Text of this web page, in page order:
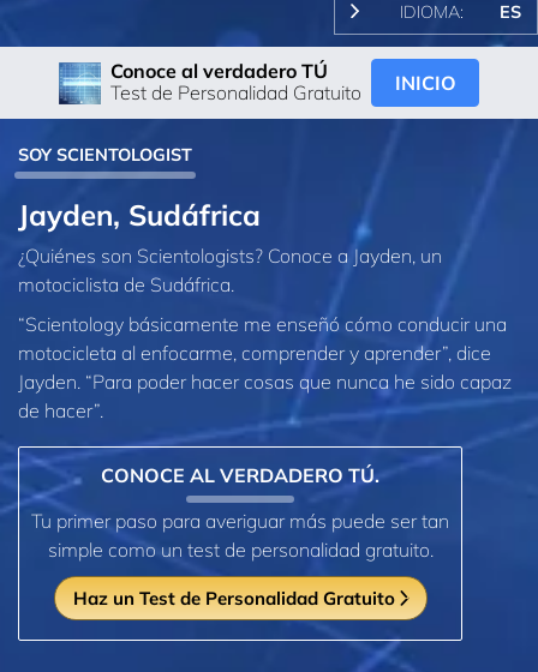
IDIOMA: ES
Conoce al verdadero TÚ
Test de Personalidad Gratuito
INICIO
SOY SCIENTOLOGIST
Jayden, Sudáfrica
¿Quiénes son Scientologists? Conoce a Jayden, un
motociclista de Sudáfrica.
“Scientology básicamente me enseñó cómo conducir una
motocicleta al enfocarme, comprender y aprender”, dice
Jayden. “Para poder hacer cosas que nunca he sido capaz
de hacer”.
CONOCE AL VERDADERO TÚ.
Tu primer paso para averiguar más puede ser tan
simple como un test de personalidad gratuito.
Haz un Test de Personalidad Gratuito